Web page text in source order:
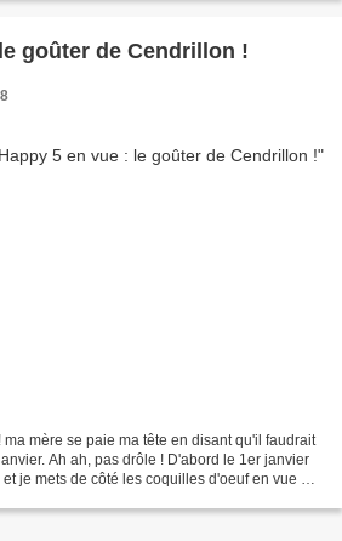
goûter de Cendrillon !
mère se paie ma tête en disant qu'il faudrait
Ah ah, pas drôle ! D'abord le 1er janvier
je mets de côté les coquilles d'oeuf en vue de